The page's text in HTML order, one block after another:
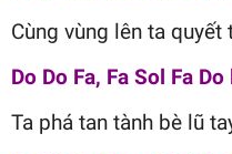
Cùng vùng lên ta
Do Do Fa, Fa Sol Fa
Ta phá tan tành bè lũ